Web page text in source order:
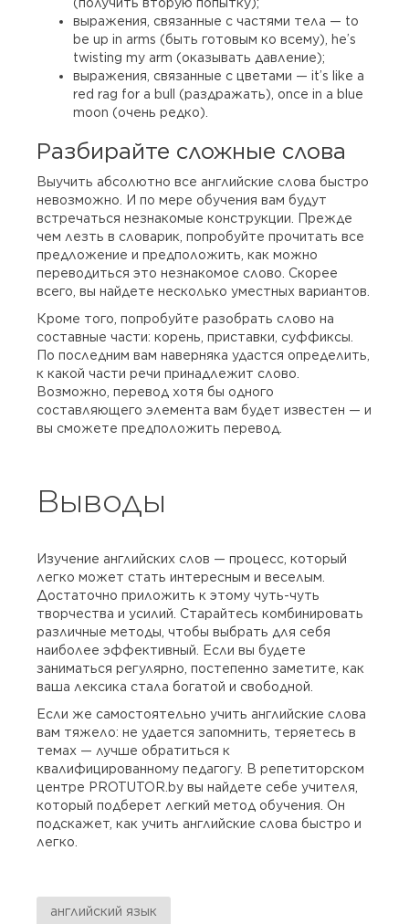
выражения, связанные с частями тела — to
be up in arms (быть готовым ко всему), he’s
twisting my arm (оказывать давление);
выражения, связанные с цветами — it’s like a
red rag for a bull (раздражать), once in a blue
moon (очень редко).
Разбирайте сложные слова
Выучить абсолютно все английские слова быстро
невозможно. И по мере обучения вам будут
встречаться незнакомые конструкции. Прежде
чем лезть в словарик, попробуйте прочитать все
предложение и предположить, как можно
переводиться это незнакомое слово. Скорее
всего, вы найдете несколько уместных вариантов.
Кроме того, попробуйте разобрать слово на
составные части: корень, приставки, суффиксы.
По последним вам наверняка удастся определить,
к какой части речи принадлежит слово.
Возможно, перевод хотя бы одного
составляющего элемента вам будет известен — и
вы сможете предположить перевод.
Выводы
Изучение английских слов — процесс, который
легко может стать интересным и веселым.
Достаточно приложить к этому чуть-чуть
творчества и усилий. Старайтесь комбинировать
различные методы, чтобы выбрать для себя
наиболее эффективный. Если вы будете
заниматься регулярно, постепенно заметите, как
ваша лексика стала богатой и свободной.
Если же самостоятельно учить английские слова
вам тяжело: не удается запомнить, теряетесь в
темах — лучше обратиться к
квалифицированному педагогу. В репетиторском
центре PROTUTOR.by вы найдете себе учителя,
который подберет легкий метод обучения. Он
подскажет, как учить английские слова быстро и
легко.
английский язык